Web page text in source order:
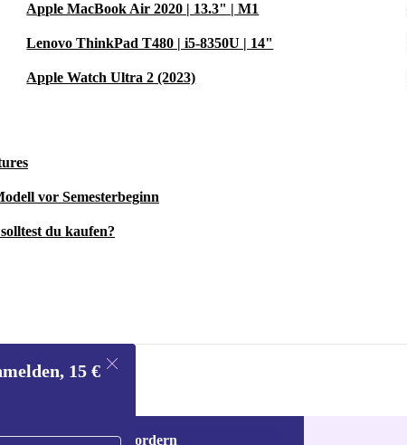
Apple MacBook Air 2020 | 13.3" | M1
Lenovo ThinkPad T480 | i5-8350U | 14"
Apple Watch Ultra 2 (2023)
vor Semesterbeginn
du kaufen?
15 €
Gutschein anfordern